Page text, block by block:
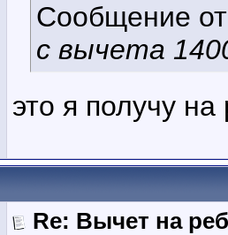
Сообщение
с вычета
это я получу
Re: Вычет на